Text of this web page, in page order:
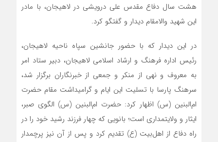
هشت سال دفاع مقدس علی درویشی در لاهیجان، با مادر
این شهید والامقام دیدار و گفتگو کرد.
در این دیدار که با حضور جانشین سپاه ناحیه لاهیجان،
رئیس اداره فرهنگ و ارشاد اسلامی لاهیجان، دبیر ستاد امر
به معروف و نهی از منکر و جمعی از خبرنگاران برگزار شد،
سرهنگ پارسا با تسلیت این ایام و گرامیداشت مقام حضرت
ام‌البنین (س) اظهار کرد: حضرت ام‌البنین (س) الگوی صبر،
ایثار و ولایتمداری است؛ بانویی که چهار فرزند رشید خود را در
راه دفاع از اهل‌بیت (ع) تقدیم کرد و پس از آن نیز پرچمدار